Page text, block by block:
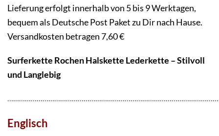
Lieferung erfolgt innerhalb von 5 bis 9 Werktagen,
bequem als Deutsche Post Paket zu Dir nach Hause.
Versandkosten betragen 7,60 €
Surferkette Rochen Halskette Lederkette – Stilvoll
und Langlebig
Englisch